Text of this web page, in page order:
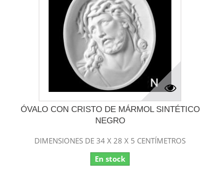
ÓVALO CON CRISTO DE MÁRMOL SINTÉTICO
NEGRO
DIMENSIONES DE 34 X 28 X 5 CENTÍMETROS
En stock